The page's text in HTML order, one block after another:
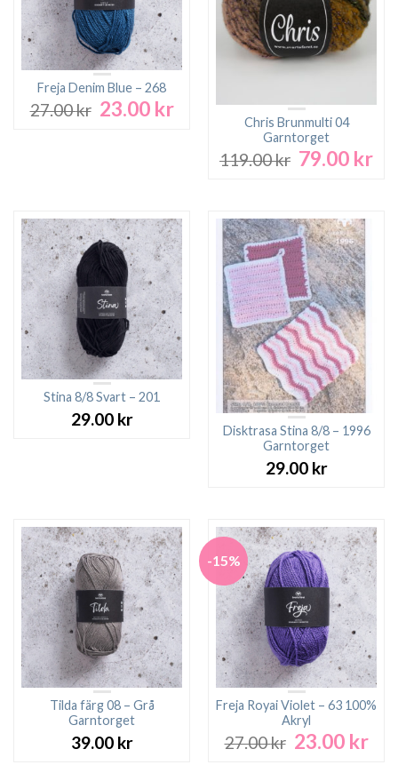
Freja Denim Blue – 268
27.00kr Det
23.00 krDet
nuvarandeChris Brunmulti 04
Garntorget
119.00kr Det
ursprungliga
119.00 kr.
79.00 kr
Stina 8/8 Svart – 201
29.00 kr
Disktrasa Stina 8/8 – 1996
Garntorget
29.00 kr
Tilda färg 08 – Grå
Garntorget
39.00 kr
-15%
Freja Royai Violet – 63 100%
Akryl
27.00kr Det
23.00 krDet